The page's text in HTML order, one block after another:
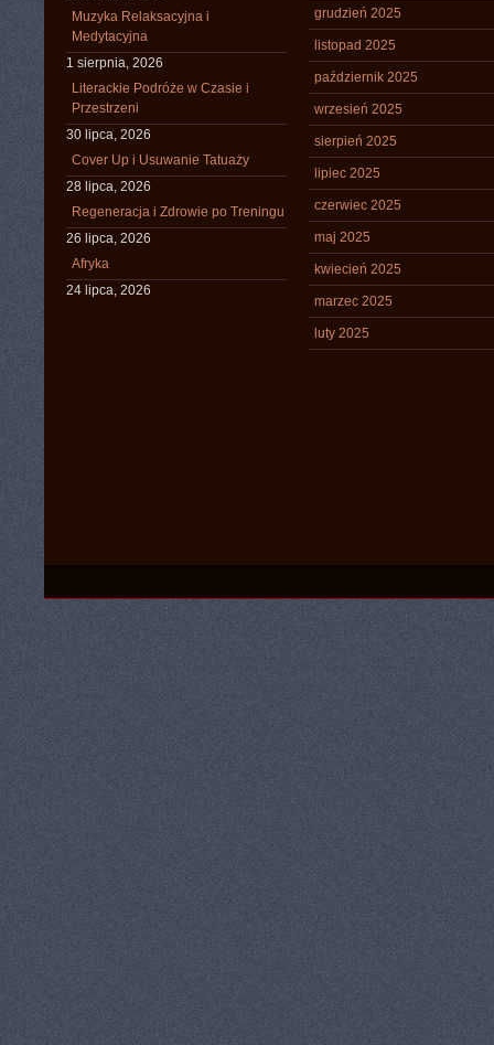
Muzyka Relaksacyjna i
Medytacyjna
1 sierpnia, 2026
Literackie Podróże w Czasie i
Przestrzeni
30 lipca, 2026
Cover Up i Usuwanie Tatuaży
28 lipca, 2026
Regeneracja i Zdrowie po Treningu
26 lipca, 2026
Afryka
24 lipca, 2026
grudzień 2025
listopad 2025
październik 2025
wrzesień 2025
sierpień 2025
lipiec 2025
czerwiec 2025
maj 2025
kwiecień 2025
marzec 2025
luty 2025